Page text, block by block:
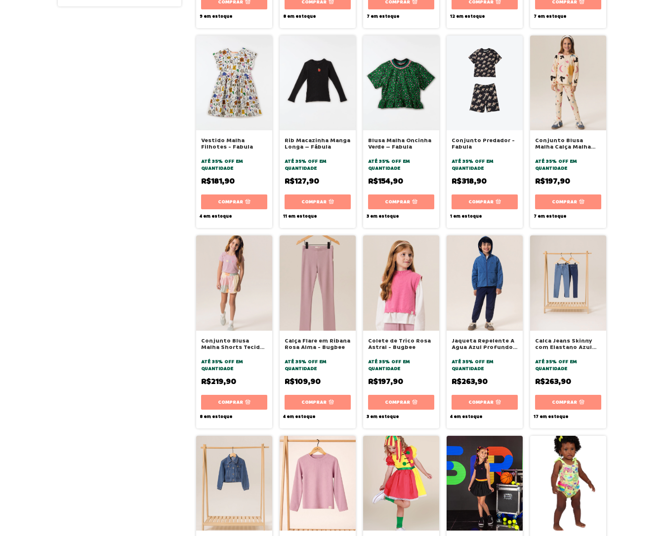
COMPRAR
9em estoque
COMPRAR
8em estoque
COMPRAR
7em estoque
COMPRAR
12em estoque
COMPRAR
7em estoque
Vestido Malha
Filhotes - Fabula
ATÉ 35% OFF EM
QUANTIDADE
R$181,90
COMPRAR
4em estoque
Rib Macazinha Manga
Longa – Fábula
ATÉ 35% OFF EM
QUANTIDADE
R$127,90
COMPRAR
11em estoque
Blusa Malha Oncinha
Verde – Fabula
ATÉ 35% OFF EM
QUANTIDADE
R$154,90
COMPRAR
3em estoque
Conjunto Predador -
Fabula
ATÉ 35% OFF EM
QUANTIDADE
R$318,90
COMPRAR
1em estoque
Conjunto Blusa
Malha Calça Malha
Bugbee
ATÉ 35% OFF EM
QUANTIDADE
R$197,90
COMPRAR
7em estoque
Conjunto Blusa
Malha Shorts Tecido
ATÉ 35% OFF EM
QUANTIDADE
R$219,90
COMPRAR
8em estoque
Calça Flare em Ribana
Rosa Alma - Bugbee
ATÉ 35% OFF EM
QUANTIDADE
R$109,90
COMPRAR
4em estoque
Colete de Trico Rosa
Astral - Bugbee
ATÉ 35% OFF EM
QUANTIDADE
R$197,90
COMPRAR
3em estoque
Jaqueta Repelente A
Agua Azul Profundo -
ATÉ 35% OFF EM
QUANTIDADE
R$263,90
COMPRAR
4em estoque
Calca Jeans Skinny
com Elastano Azul
ATÉ 35% OFF EM
QUANTIDADE
R$263,90
COMPRAR
17em estoque